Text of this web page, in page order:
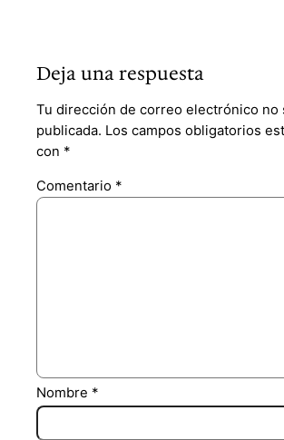
Deja una respuesta
Tu dirección de correo electrónico no
publicada. Los campos obligatorios
con *
Comentario *
Nombre *